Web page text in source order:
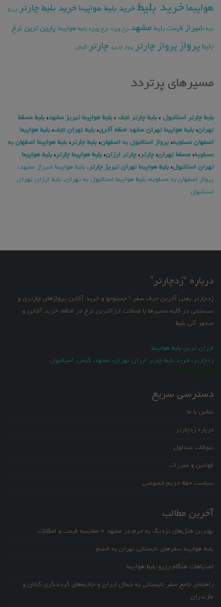
هواپیما خرید بلیط خرید بلیط هواپیما خرید بلیط چارتر رزرو
بلیط شیراز قیمت بلیط مشهد نرخ ویژه نرخ ویژه بلیط هواپیما پایین ترین نرخ
بلیط پرواز پرواز چارتر پرواز چارتری چارتر کیش
مسیرهای پرتردد
بلیط چارتر استانبول ،بلیط چارتر نجف ،بلیط هواپیما تبریز مشهد،بلیط مسقط
تهران،بلیط هواپیما تهران مشهد لحظه آخری،بلیط تهران نجف،بلیط هواپیما
اصفهان عسلویه، پرواز استانبول به اصفهان،بلیط چارتر ،بلیط هواپیما اصفهان به
عسلویه، مسقط تهران،چارتر ،چارتر ارزان،بلیط هواپیما چارتر ،بلیط هواپیما
تهران استانبول،بلیط هواپیما تهران تبریز چارتر ، بلیط هواپیما شیراز مشهد،
پرواز اصفهان به عسلویه، بلیط هواپیما استانبول به تهران، بلیط ارزان تهران
استانبول
درباره “زدچارتر”
زدچارتر یعنی آخرین حرف سفر ! جستوجو و خرید آنلاین پروازهای چارتری و
سیستمی در کلیه مسیرها با ضمانت ارزانترین نرخ در لحظه، خرید آنلاین و
صدور آنی بلیط
ارزان ترین بلیط هواپیما
زدچارتر، خرید بلیط چارتر ارزان تهران، مشهد، کیش، استانبول
zedcharter.com
دسترسی سریع
تماس با ما
درباره زدچارتر
سوالات متداول
قوانین و مقررات
سیاست حفظ حریم خصوصی
آخرین مطالب
بهترین هتل‌های نزدیک به حرم در مشهد + مقایسه قیمت و امکانات
بلیط هواپیما سفرهای تابستانی تهران به قشم
اشتباهات هنگام رزرو بلیط هواپیما
راهنمای جامع سفر تابستانی به شمال ایران و جاذبه‌های گردشگری گیلان و
مازندران